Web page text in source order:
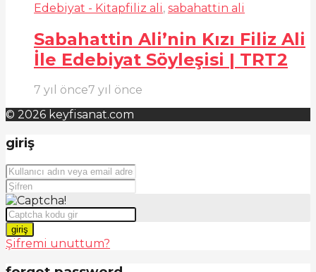
Edebiyat - Kitapfiliz ali, sabahattin ali
Sabahattin Ali’nin Kızı Filiz Ali
İle Edebiyat Söyleşisi | TRT2
7 yıl önce7 yıl önce
© 2026 keyfisanat.com
giriş
giriş
Şifremi unuttum?